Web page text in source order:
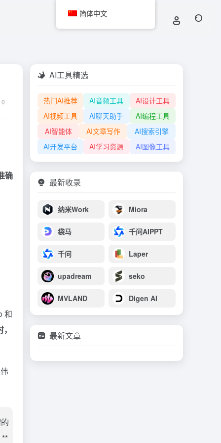
0
确
和
AI工具精选
热门AI推荐 AI音频工具
AI设计工具
AI视频工具
AI聊天助手
AI编程工具
AI智能体
AI文章写作
AI搜索引擎
AI开发平台
AI学习资源 AI图像工具
最新收录
纳米Work Miora
袋马 千问AIPPT
千问 Laper
upadream seko
MVLAND Digen AI
最新文章
简体中文